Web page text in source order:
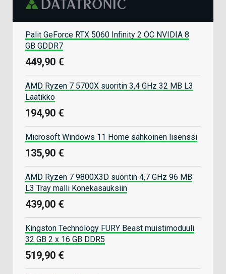
Palit GeForce RTX 5060 Infinity 2 OC NVIDIA 8
GB GDDR7
449,90 €
AMD Ryzen 7 5700X suoritin 3,4 GHz 32 MB L3
Laatikko
194,90 €
Microsoft Windows 11 Home sähköinen lisenssi
135,90 €
AMD Ryzen 7 9800X3D suoritin 4,7 GHz 96 MB
L3 Tray malli Konekasauksiin
439,00 €
Kingston Technology FURY Beast muistimoduuli
32 GB 2 x 16 GB DDR5
519,90 €